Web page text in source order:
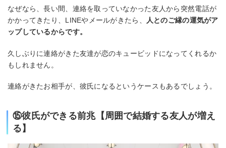
なぜなら、長い間、連絡を取っていなかった友人から突然電話が
かかってきたり、LINEやメールがきたら、
人とのご縁の運気がア
ップしているからです。
久しぶりに連絡がきた友達が恋のキュービッドになってくれるか
もしれません。
連絡がきたお相手が、彼氏になるというケースもあるでしょう。
⑮彼氏ができる前兆【周囲で結婚する友人が増え
る】